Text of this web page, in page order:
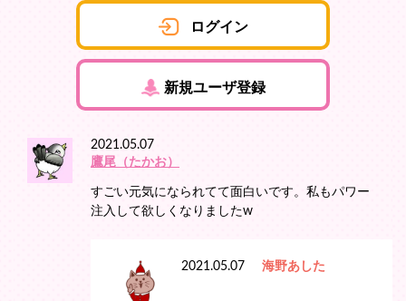
ログイン
新規ユーザ登録
2021.05.07
鷹尾（たかお）
すごい元気になられてて面白いです。私もパワー
注入して欲しくなりましたw
2021.05.07 海野あした